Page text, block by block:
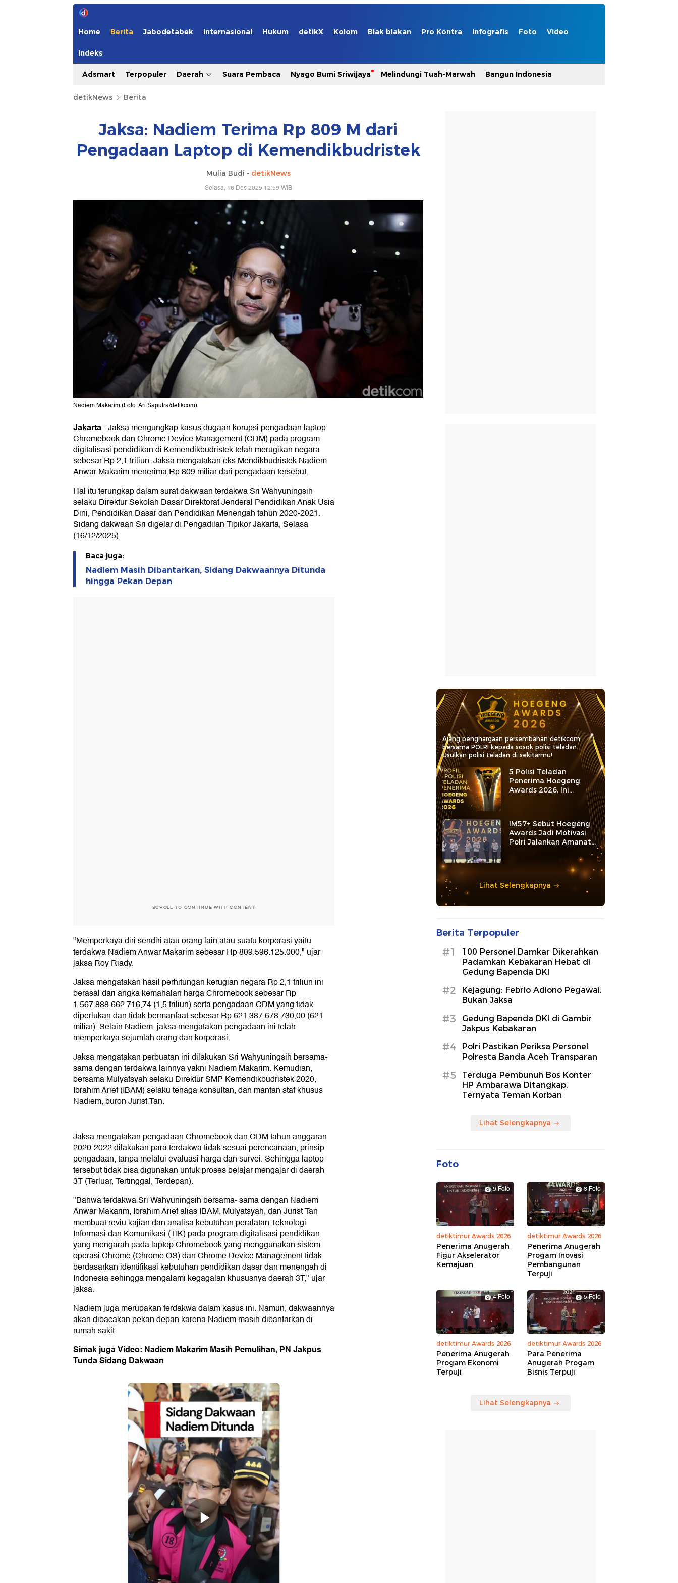
Home Berita Jabodetabek Internasional Hukum detikX Kolom Blak blakan Pro Kontra Infografis Foto Video
Indeks
Adsmart Terpopuler Daerah Suara Pembaca Nyago Bumi Sriwijaya Melindungi Tuah-Marwah Bangun Indonesia
detikNews Berita
Jaksa: Nadiem Terima Rp 809 M dari
Pengadaan Laptop di Kemendikbudristek
Mulia Budi - detikNews
Selasa, 16 Des 2025 12:59 WIB
Nadiem Makarim (Foto: Ari Saputra/detikcom)
Jakarta-Jaksa mengungkap kasus dugaan korupsi pengadaan laptop
Chromebook dan Chrome Device Management (CDM) pada program
digitalisasi pendidikan di Kemendikbudristek telah merugikan negara
sebesar Rp 2,1 triliun. Jaksa mengatakan eks Mendikbudristek Nadiem
Anwar Makarim menerima Rp 809 miliar dari pengadaan tersebut.
Hal itu terungkap dalam surat dakwaan terdakwa Sri Wahyuningsih
selaku Direktur Sekolah Dasar Direktorat Jenderal Pendidikan Anak Usia
Dini, Pendidikan Dasar dan Pendidikan Menengah tahun 2020-2021.
Sidang dakwaan Sri digelar di Pengadilan Tipikor Jakarta, Selasa
(16/12/2025).
Baca juga:
Nadiem Masih Dibantarkan, Sidang Dakwaannya Ditunda
hingga Pekan Depan
SCROLL TO CONTINUE WITH CONTENT
"Memperkaya diri sendiri atau orang lain atau suatu korporasi yaitu
terdakwa Nadiem Anwar Makarim sebesar Rp 809.596.125.000," ujar
jaksa Roy Riady.
Jaksa mengatakan hasil perhitungan kerugian negara Rp 2,1 triliun ini
berasal dari angka kemahalan harga Chromebook sebesar Rp
1.567.888.662.716,74 (1,5 triliun) serta pengadaan CDM yang tidak
diperlukan dan tidak bermanfaat sebesar Rp 621.387.678.730,00 (621
miliar). Selain Nadiem, jaksa mengatakan pengadaan ini telah
memperkaya sejumlah orang dan korporasi.
Jaksa mengatakan perbuatan ini dilakukan Sri Wahyuningsih bersama-
sama dengan terdakwa lainnya yakni Nadiem Makarim. Kemudian,
bersama Mulyatsyah selaku Direktur SMP Kemendikbudristek 2020,
Ibrahim Arief (IBAM) selaku tenaga konsultan, dan mantan staf khusus
Nadiem, buron Jurist Tan.
Jaksa mengatakan pengadaan Chromebook dan CDM tahun anggaran
2020-2022 dilakukan para terdakwa tidak sesuai perencanaan, prinsip
pengadaan, tanpa melalui evaluasi harga dan survei. Sehingga laptop
tersebut tidak bisa digunakan untuk proses belajar mengajar di daerah
3T (Terluar, Tertinggal, Terdepan).
"Bahwa terdakwa Sri Wahyuningsih bersama- sama dengan Nadiem
Anwar Makarim, Ibrahim Arief alias IBAM, Mulyatsyah, dan Jurist Tan
membuat reviu kajian dan analisa kebutuhan peralatan Teknologi
Informasi dan Komunikasi (TIK) pada program digitalisasi pendidikan
yang mengarah pada laptop Chromebook yang menggunakan sistem
operasi Chrome (Chrome OS) dan Chrome Device Management tidak
berdasarkan identifikasi kebutuhan pendidikan dasar dan menengah di
Indonesia sehingga mengalami kegagalan khususnya daerah 3T," ujar
jaksa.
Nadiem juga merupakan terdakwa dalam kasus ini. Namun, dakwaannya
akan dibacakan pekan depan karena Nadiem masih dibantarkan di
rumah sakit.
Simak juga Video: Nadiem Makarim Masih Pemulihan, PN Jakpus
Tunda Sidang Dakwaan
Ajang penghargaan persembahan detikcom
bersama POLRI kepada sosok polisi teladan.
Usulkan polisi teladan di sekitarmu!
5 Polisi Teladan
Penerima Hoegeng
Awards 2026, Ini
Kategori dan Kiprahnya
IM57+ Sebut Hoegeng
Awards Jadi Motivasi
Polri Jalankan Amanat
Lihat Selengkapnya
Berita Terpopuler
#1
100 Personel Damkar Dikerahkan
Padamkan Kebakaran Hebat di
Gedung Bapenda DKI
#2
Kejagung: Febrio Adiono Pegawai,
Bukan Jaksa
#3
Gedung Bapenda DKI di Gambir
Jakpus Kebakaran
#4
Polri Pastikan Periksa Personel
Polresta Banda Aceh Transparan
#5
Terduga Pembunuh Bos Konter
HP Ambarawa Ditangkap,
Ternyata Teman Korban
Lihat Selengkapnya
Foto
9 Foto
detiktimur Awards 2026
Penerima Anugerah
Figur Akselerator
Kemajuan
6 Foto
detiktimur Awards 2026
Penerima Anugerah
Progam Inovasi
Pembangunan
Terpuji
4 Foto
detiktimur Awards 2026
Penerima Anugerah
Progam Ekonomi
Terpuji
5 Foto
detiktimur Awards 2026
Para Penerima
Anugerah Progam
Bisnis Terpuji
Lihat Selengkapnya